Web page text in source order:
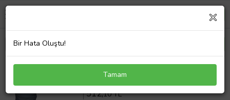
VOLTA VM4 + 1500W 3 Tekerlekli 1 Kişilik Elektrikli
Motosiklet Motor Koruma Brandası Ultra Dayanıklı
Sepette %10 İndirim
512,10 TL
Bir Hata Oluştu!
Tamam